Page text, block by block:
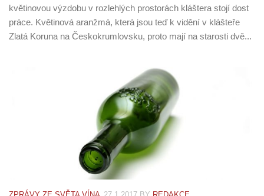
květinovou výzdobu v rozlehlých prostorách kláštera stojí dost
práce. Květinová aranžmá, která jsou teď k vidění v klášteře
Zlatá Koruna na Českokrumlovsku, proto mají na starosti dvě...